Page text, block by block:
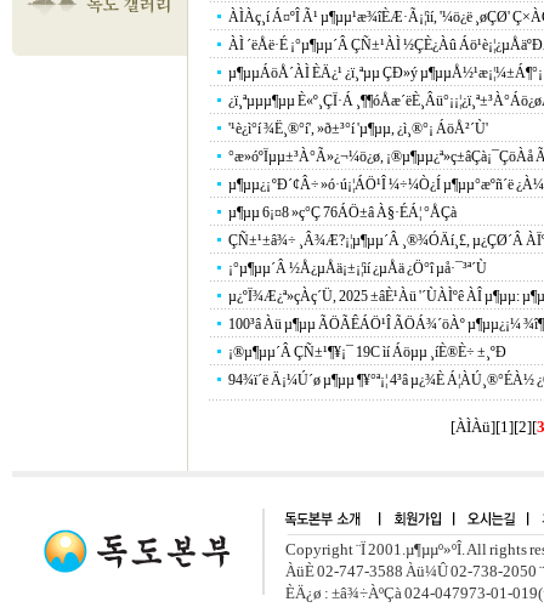
ÀÌÀç¸í Á¤ºÎ Ã¹ µ¶µµ¹æ¾îÈÆ·Ã¡¦ìí, '¼ö¿ë ¸øÇØ'
ÀÌ ´ëÅë·É ¡°µ¶µµ´Â ÇÑ±¹ÀÌ ½ÇÈ¿Àû
µ¶µµÁöÅ´ÀÌ ÈÄ¿¹ ¿ï¸ªµµ ÇÐ»ý µ¶µµÅ½¹æ¡¦¼±Á¶°¡
¿ï¸ªµµµ¶µµ È«º¸ÇÏ·Á
'¹è¿ì°í ¾Ë¸®°í', »ð±³°í 'µ¶µµ, ¿ì¸®°¡ ÁöÅ²´Ù'
°æ»óºÏµµ±³À°Ã»¿¬¼ö¿ø,
µ¶µµ¿¡ ºÐ´¢Â÷ »ó·ú¡¦ÁÖ¹Î ¼÷¼Ò¿Í µ¶µµ°æºñ´ë
µ¶µµ 6¡¤8 »ç°Ç 76ÁÖ±â À§·ÉÁ¦ °ÅÇà
ÇÑ±¹±â¾÷ ¸Â¾Æ?¡¦µ¶µµ´Â ¸®¾ÓÄí¸£, µ¿ÇØ´Â
¡°µ¶µµ´Â ½Å¿µÅä¡±¡¦ìí ¿µÅä ¿Ö°î µå·¯³ª´Ù
µ¿ºÏ¾Æ¿ª»çÀç´Ü, 2025 ±âÈ¹Àü '´ÙÀÌºê ÀÎ µ¶µµ:
100³â Àü µ¶µµ ÃÖÃÊÁÖ¹Î ÃÖÁ¾´öÀº µ¶µµ¿¡¼­
¡®µ¶µµ´Â ÇÑ±¹¶¥¡¯ 19C ìí Áöµµ ¸íÈ®È÷ ±¸ºÐ
94¾ï´ë Ä¡¼Ú´ø µ¶µµ ¶¥°ª¡¦ 4³â µ¿¾È Á¦ÀÚ¸®°ÉÀ½
[ÀÌÀü][1][2][3
Copyright ¨Ï 2001.µ¶µµº»ºÎ. All rights
ÀüÈ­ 02-747-3588 Àü¼Û 02-738-2050
ÈÄ¿ø : ±â¾÷ÀºÇà 024-047973-01-